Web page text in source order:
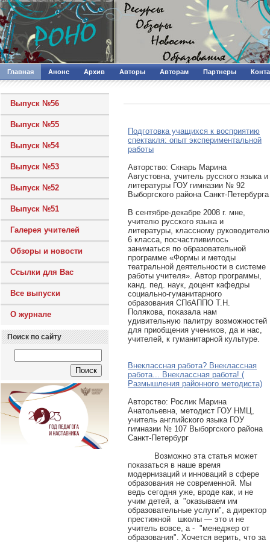
Главная Анонс Архив Авторы Авторам Партнеры
Выпуск №56
Выпуск №55
Выпуск №54
Выпуск №53
Выпуск №52
Выпуск №51
Галерея учителей
Обзоры и новости
Ссылки для Вас
Все выпуски
О журнале
Поиск по сайту
Подготовка учащихся к восприятию
спектакля: опыт экспериментальной
работы
Авторcтво: Скнарь Марина
Августовна, учитель русского языка и
литературы ГОУ гимназии № 92
Выборгского района Санкт-Петербурга
В сентябре-декабре 2008 г. мне,
учителю русского языка и
литературы, классному руководителю
6 класса, посчастливилось
заниматься по образовательной
программе «Формы и методы
театральной деятельности в системе
работы учителя». Автор программы,
канд. пед. наук, доцент кафедры
социально-гуманитарного
образования СПбАППО Т.Н.
Полякова, показала нам
удивительную палитру возможностей
для приобщения учеников, да и нас,
учителей, к гуманитарной культуре.
Внеклассная работа? Внеклассная
работа... Внеклассная работа! (
Размышления районного методиста)
Авторcтво: Рослик Марина
Анатольевна, методист ГОУ НМЦ,
учитель английского языка ГОУ
гимназии № 107 Выборгского района
Санкт-Петербург
Возможно эта статья может
показаться в наше время
модернизаций и инноваций в сфере
образования не современной. Мы
ведь сегодня уже, вроде как, и не
учим детей, а "оказываем им
образовательные услуги", а директор
престижной школы — это и не
учитель вовсе, а - "менеджер от
образования". Хочется верить, что за